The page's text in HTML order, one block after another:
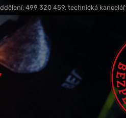
499 320 459, technická